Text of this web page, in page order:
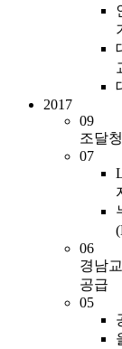
2017
09
조달
07
06
경남
공급
05